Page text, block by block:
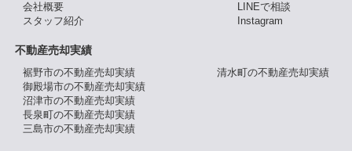
会社概要
スタッフ紹介
LINEで相談
Instagram
不動産売却実績
裾野市の不動産売却実績
御殿場市の不動産売却実績
沼津市の不動産売却実績
長泉町の不動産売却実績
三島市の不動産売却実績
清水町の不動産売却実績